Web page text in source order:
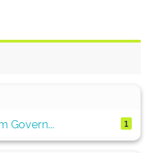
Govern...
1